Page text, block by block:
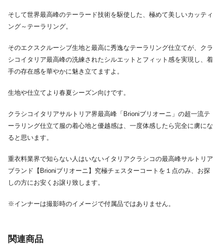
そして世界最高峰のテーラード技術を駆使した、極めて美しいカッティ
ング～テーラリング。
そのエクスクルーシブ生地と最高に秀逸なテーラリング仕立てが、クラ
シコイタリア最高峰の洗練されたシルエットとフィット感を実現し、着
手の存在感を華やかに魅き立てますよ。
生地や仕立てより春夏シーズン向けです。
クラシコイタリアサルトリア界最高峰「Brioniブリオーニ」の超一流テ
ーラリング仕立て服の着心地と優越感は、一度体感したら完全に虜にな
ると思います。
重衣料業界で知らない人はいないイタリアクラシコの最高峰サルトリア
ブランド【Brioniブリオーニ】究極チェスターコートを１点のみ、お探
しの方にお安くお譲り致します。
※インナーは撮影時のイメージで付属品ではありません。
関連商品